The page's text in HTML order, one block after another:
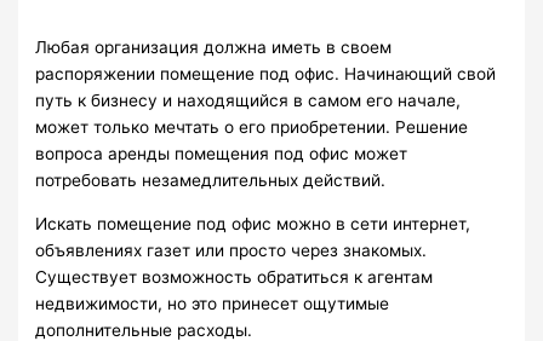
Любая организация должна иметь в своем
распоряжении помещение под офис. Начинающий свой
путь к бизнесу и находящийся в самом его начале,
может только мечтать о его приобретении. Решение
вопроса аренды помещения под офис может
потребовать незамедлительных действий.
Искать помещение под офис можно в сети интернет,
объявлениях газет или просто через знакомых.
Существует возможность обратиться к агентам
недвижимости, но это принесет ощутимые
дополнительные расходы.